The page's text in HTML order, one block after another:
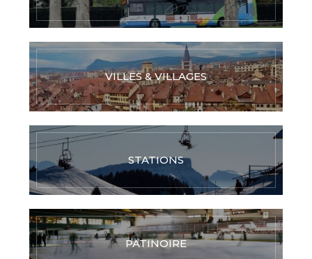
VILLES & VILLAGES
STATIONS
PATINOIRE